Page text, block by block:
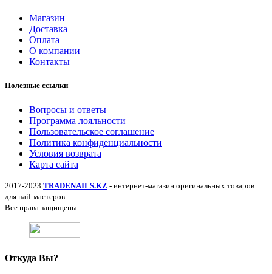
Магазин
Доставка
Оплата
О компании
Контакты
Полезные ссылки
Вопросы и ответы
Программа лояльности
Пользовательское соглашение
Политика конфиденциальности
Условия возврата
Карта сайта
2017-2023 TRADENAILS.KZ - интернет-магазин оригинальных товаров
для nail-мастеров.
Все права защищены.
Откуда Вы?